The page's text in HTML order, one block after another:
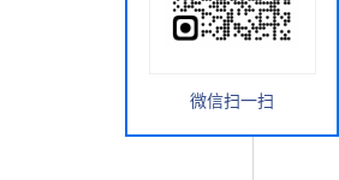
微信扫一扫